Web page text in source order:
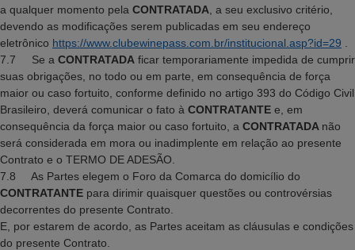
a qualquer momento pela CONTRATADA , a seu exclusivo critério,
devendo as modificações serem publicadas em seu endereço
eletrônico https://www.clubewinepass.com.br/institucional.asp?id=29
7.7 Se a CONTRATADA ficar temporariamente impedida de cumprir
suas obrigações, no todo ou em parte, em consequência de força
maior ou caso fortuito, conforme definido no artigo 393 do Código Civil
Brasileiro, deverá comunicar o fato à CONTRATANTE e, em
consequência da força maior ou caso fortuito, a CONTRATADA não
será considerada em mora ou inadimplente em relação ao presente
Contrato e o TERMO DE ADESÃO.
7.8 As Partes elegem o Foro da Comarca do domicílio do
CONTRATANTE para dirimir quaisquer questões ou controvérsias
decorrentes do presente Contrato.
E, por estarem de acordo, as Partes aceitam as cláusulas e condições
do presente Contrato.